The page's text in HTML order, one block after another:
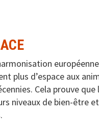
plus d’espace aux
Cela prouve
niveaux de bien-être